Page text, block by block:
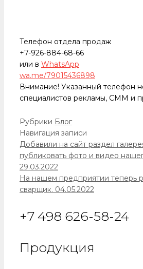
Телефон отдела продаж
+7-926-884-68-66
или в WhatsApp
wa.me/79015436898
Внимание! Указанный телефон
специалистов рекламы, СММ и
Рубрики Блог
Навигация записи
Добавили на сайт раздел
публиковать фото и видео
29.03.2022
На нашем предприятии теперь
сварщик. 04.05.2022
+7 498 626-58-24
Продукция